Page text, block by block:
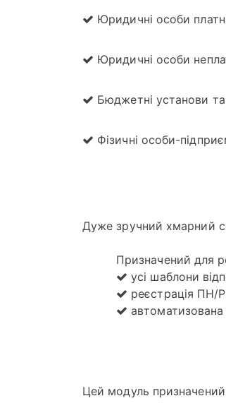
Юридичні особи
Юридичні особи
Бюджетні установи та
Фізичні особи-
Дуже зручний хмарний
Призначений для
усі шаблони
реєстрація ПН/
автоматизована
Цей модуль призначений